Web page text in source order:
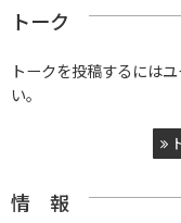
トーク
トークを投稿するには
い。
情 報